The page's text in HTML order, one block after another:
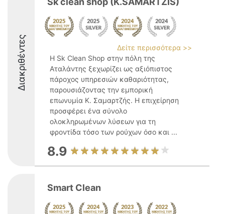
Διακριθέντες
Δείτε περισσότερα >>
Η Sk Clean Shop στην πόλη της
Αταλάντης ξεχωρίζει ως αξιόπιστος
πάροχος υπηρεσιών καθαριότητας,
παρουσιάζοντας την εμπορική
επωνυμία Κ. Σαμαρτζής. Η επιχείρηση
προσφέρει ένα σύνολο
ολοκληρωμένων λύσεων για τη
φροντίδα τόσο των ρούχων όσο και ...
8.9
Smart Clean